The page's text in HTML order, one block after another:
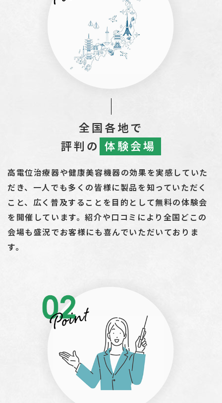
全国各地で
評判の 体験会場
高電位治療器や健康美容機器の効果を実感していた
だき、一人でも多くの皆様に製品を知っていただく
こと、広く普及することを目的として無料の体験会
を開催しています。紹介や口コミにより全国どこの
会場も盛況でお客様にも喜んでいただいておりま
す。